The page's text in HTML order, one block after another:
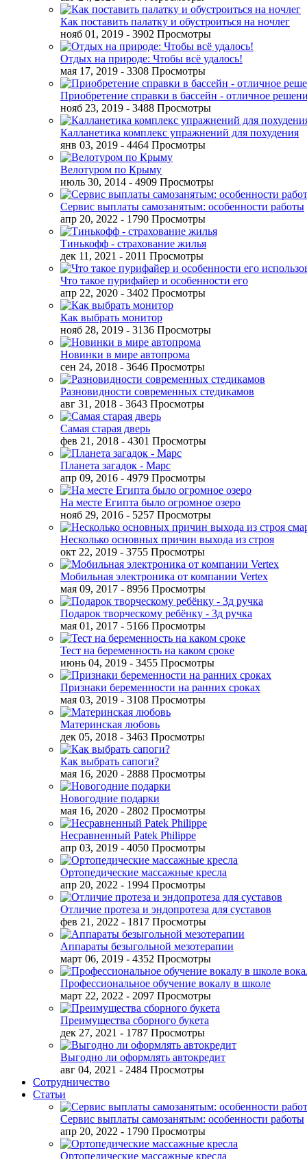
Как поставить палатку и обустроиться на ночлег
нояб 01, 2019 - 3902 Просмотры
Отдых на природе: Чтобы всё удалось!
мая 17, 2019 - 3308 Просмотры
Приобретение справки в бассейн - отличное
нояб 23, 2019 - 3488 Просмотры
Калланетика комплекс упражнений для похудения
янв 03, 2019 - 4464 Просмотры
Велотуром по Крыму
июль 30, 2014 - 4909 Просмотры
Сервис выплаты самозанятым: особенности работы
апр 20, 2022 - 1790 Просмотры
Тинькофф - страхование жилья
дек 11, 2021 - 2011 Просмотры
Что такое пурифайер и особенности его
апр 22, 2020 - 3402 Просмотры
Как выбрать монитор
нояб 28, 2019 - 3136 Просмотры
Новинки в мире автопрома
сен 24, 2018 - 3646 Просмотры
Разновидности современных стедикамов
авг 31, 2018 - 3643 Просмотры
Самая старая дверь
фев 21, 2018 - 4301 Просмотры
Планета загадок - Марс
апр 09, 2016 - 4979 Просмотры
На месте Египта было огромное озеро
нояб 29, 2016 - 5257 Просмотры
Несколько основных причин выхода из строя
окт 22, 2019 - 3755 Просмотры
Мобильная электроника от компании Vertex
мая 09, 2017 - 8956 Просмотры
Подарок творческому ребёнку - 3д ручка
мая 01, 2017 - 5166 Просмотры
Тест на беременность на каком сроке
июнь 04, 2019 - 3455 Просмотры
Признаки беременности на ранних сроках
мая 03, 2019 - 3108 Просмотры
Материнская любовь
дек 05, 2018 - 3463 Просмотры
Как выбрать сапоги?
мая 16, 2020 - 2888 Просмотры
Новогодние подарки
мая 16, 2020 - 2802 Просмотры
Несравненный Patek Philippe
апр 03, 2019 - 4050 Просмотры
Ортопедические массажные кресла
апр 20, 2022 - 1994 Просмотры
Отличие протеза и эндопротеза для суставов
фев 21, 2022 - 1817 Просмотры
Аппараты безыгольной мезотерапии
март 06, 2019 - 4352 Просмотры
Профессиональное обучение вокалу в школе
март 22, 2022 - 2097 Просмотры
Преимущества сборного букета
дек 27, 2021 - 1787 Просмотры
Выгодно ли оформлять автокредит
авг 04, 2021 - 2484 Просмотры
Сотрудничество
Статьи
Сервис выплаты самозанятым: особенности работы
апр 20, 2022 - 1790 Просмотры
Ортопедические массажные кресла